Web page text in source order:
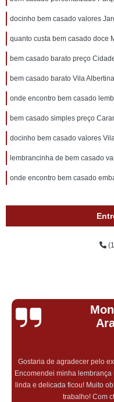
docinho bem casado valores
quanto custa bem casado doce
bem casado barato preço
bem casado barato Vila Albertina
onde encontro bem casado
bem casado simples preço
docinho bem casado valores
lembrancinha de bem casado
onde encontro bem casado
Gostaria de agradecer pelo
Encomendei minha
linda e delicada ficou! Muito
trabalho! Com